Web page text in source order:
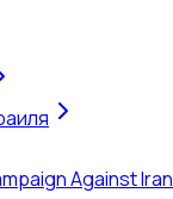
Against Iran